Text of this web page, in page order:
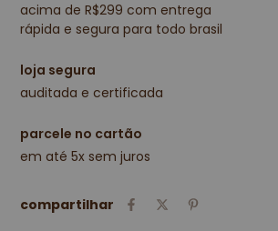
acima de R$299 com entrega
rápida e segura para todo brasil
loja segura
auditada e certificada
parcele no cartão
em até 5x sem juros
compartilhar